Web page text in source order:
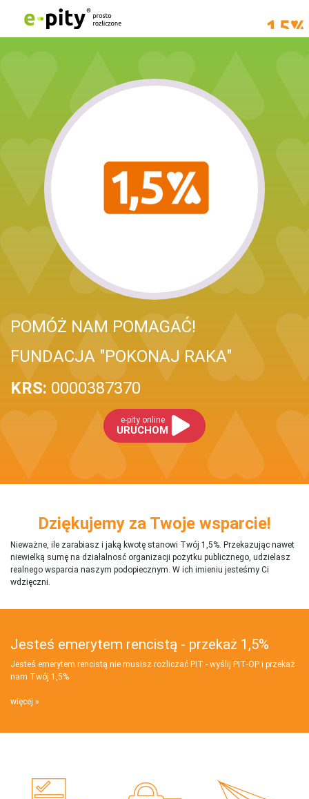
POMÓŻ NAM POMAGAĆ!
FUNDACJA "POKONAJ RAKA"
KRS: 0000387370
e-pity online
URUCHOM
Dziękujemy za Twoje wsparcie!
Nieważne, ile zarabiasz i jaką kwotę stanowi Twój 1,5%. Przekazując nawet
niewielką sumę na działalnosć organizacji pożytku publicznego, udzielasz
realnego wsparcia naszym podopiecznym. W ich imieniu jesteśmy Ci
wdzięczni.
Jesteś emerytem rencistą - przekaż 1,5%
Jesteś emerytem rencistą nie musisz rozliczać PIT - wyślij PIT‑OP i przekaż
nam Twój 1,5%
więcej